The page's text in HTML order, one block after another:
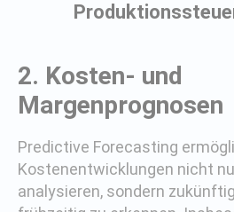
2. Kosten- und
Margenprognosen
Predictive Forecasting
Kostenentwicklungen nicht
analysieren, sondern